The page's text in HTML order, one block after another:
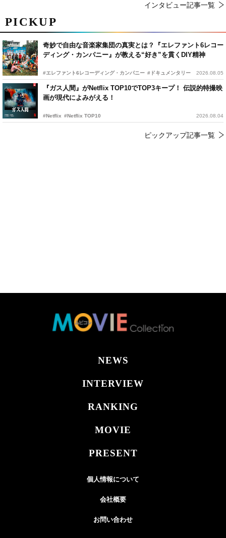
PICKUP
奇妙で自由な音楽家集団の真実とは？『エレファント6レコー
ディング・カンパニー』が教える“好き”を貫くDIY精神
#エレファント6レコーディング・カンパニー #ドキュメンタリー 2026.08.05
『ガス人間』がNetflix TOP10でTOP3キープ！ 伝説的特撮映
画が現代によみがえる！
#Netflix #Netflix TOP10 2026.08.04
ピックアップ記事一覧
インタビュー記事一覧
NEWS
INTERVIEW
RANKING
MOVIE
PRESENT
個人情報について
会社概要
お問い合わせ